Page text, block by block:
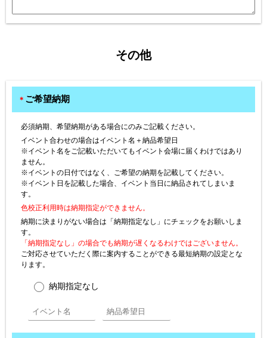
その他
＊ ご希望納期
必須納期、希望納期がある場合にのみご記載ください。
イベント合わせの場合はイベント名＋納品希望日
※イベント名をご記載いただいてもイベント会場に届くわけではあり
ません。
※イベントの日付ではなく、ご希望の納期を記載してください。
※イベント日を記載した場合、イベント当日に納品されてしまいま
す。
色校正利用時は納期指定ができません。
納期に決まりがない場合は「納期指定なし」にチェックをお願いしま
す。
「納期指定なし」の場合でも納期が遅くなるわけではございません。
ご対応させていただく際に案内することができる最短納期の設定とな
ります。
納期指定なし